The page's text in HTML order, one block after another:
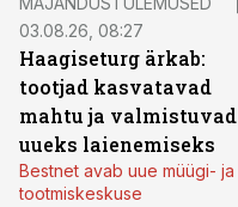
03.08.26, 08:27
Haagiseturg ärkab:
tootjad kasvatavad
mahtu ja valmistuvad
uueks laienemiseks
Bestnet avab uue müügi- ja
tootmiskeskuse